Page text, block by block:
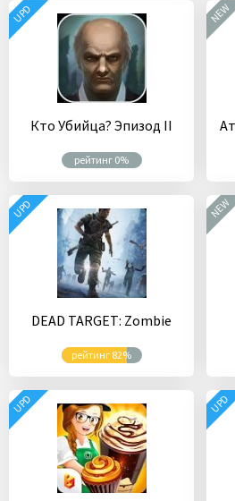
Кто Убийца? Эпизод II
рейтинг 0%
UPD NEW
DEAD TARGET: Zombie
рейтинг 82%
UPD NEW
UPD UPD